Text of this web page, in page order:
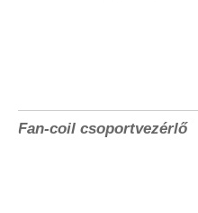
Fan-coil csoportvezérlő